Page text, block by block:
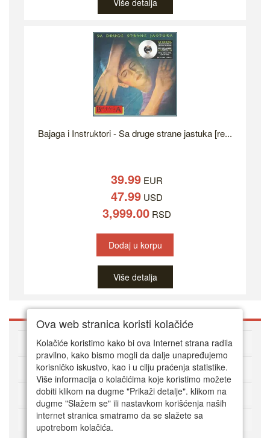
Više detalja
Bajaga i Instruktori - Sa druge strane jastuka [re...
39.99EUR
47.99USD
3,999.00RSD
Dodaj u korpu
Više detalja
O DVD Zoni
Kako kupovati online
Korisnički servis
Način plaćanja
Ova web stranica koristi kolačiće
Kolačiće koristimo kako bi ova Internet strana radila
pravilno, kako bismo mogli da dalje unapređujemo
korisničko iskustvo, kao i u cilju praćenja statistike.
Više informacija o kolačićima koje koristimo možete
dobiti klikom na dugme "Prikaži detalje". klikom na
dugme "Slažem se" ili nastavkom korišćenja naših
internet stranica smatramo da se slažete sa
upotrebom kolačića.